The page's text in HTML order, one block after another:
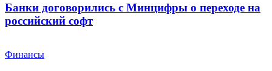
Банки договорились с Минцифры о переходе на
российский софт
Финансы